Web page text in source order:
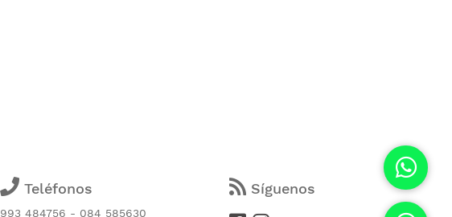
Teléfonos
993 484756 - 084 585630
Síguenos